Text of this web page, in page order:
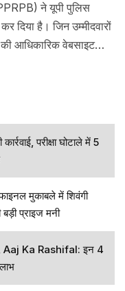
ने यूपी पुलिस
दिया है। जिन उम्मीदवारों
की आधिकारिक वेबसाइट
परीक्षा घोटाले में 5
मुकाबले में शिवंगी
प्राइज मनी
Ka Rashifal: इन 4